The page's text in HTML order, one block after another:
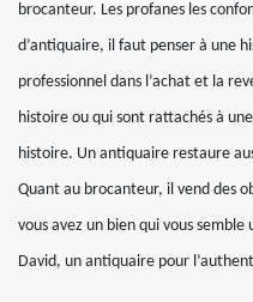
brocanteur. Les profanes les
d’antiquaire, il faut penser à une
professionnel dans l’achat et la
histoire ou qui sont rattachés à
histoire. Un antiquaire restaure
Quant au brocanteur, il vend des
vous avez un bien qui vous
David, un antiquaire pour